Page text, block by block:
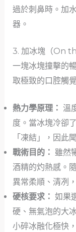
過於刺鼻時。加
器。
3. 加冰塊（On
一塊冰塊撞擊的
取極致的口腔觸
熱力學原理： 溫
度。當冰塊冷卻
「凍結」，因此
戰術目的： 雖然
酒精的灼熱感。
異常柔順、清冽
硬核要求： 如果
硬、無氣泡的大
小碎冰融化極快